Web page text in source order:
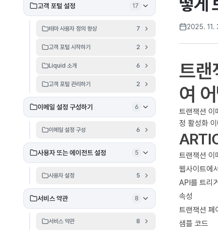
고객 포털 설정 17
테마 사용자 정의 향상 7
고객 포털 시작하기 2
Liquid 소개 6
고객 포털 관리하기 2
이메일 설정 구성하기 6
이메일 설정 구성 6
사용자 또는 에이전트 설정 5
사용자 설정 5
서비스 약관 8
서비스 약관 8
2025. 11.
트
여
트랜잭션 이
정 활성화
트랜잭션 이
웹사이트에
API를 트리
속성
트랜잭션 페
샘플 코드